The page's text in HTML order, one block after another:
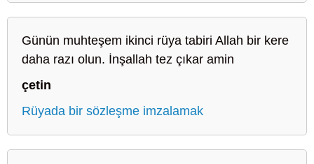
Günün muhteşem ikinci rüya tabiri Allah bir kere
daha razı olun. İnşallah tez çıkar amin
çetin
Rüyada bir sözleşme imzalamak